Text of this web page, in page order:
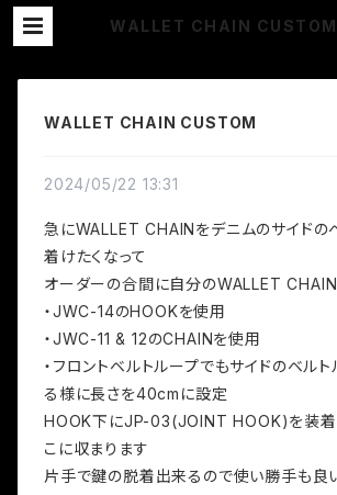
WALLET CHAIN
WALLET CHAIN CUSTOM
2024/05/22 13:31
急にWALLET CHAINをデニムのサイドの
着けたくなって
オーダーの合間に自分のWALLET
・JWC-14のHOOKを使用
・JWC-11 & 12のCHAINを使用
・フロントベルトループでもサイドのベル
る様に長さを40cmに設定
HOOK下にJP-03(JOINT HOOK)を装着
こに収まります
片手で鍵の脱着出来るので使い勝手も良